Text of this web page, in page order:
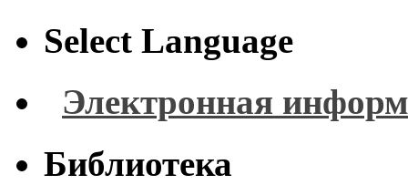
Select Language
Электронная
Библиотека